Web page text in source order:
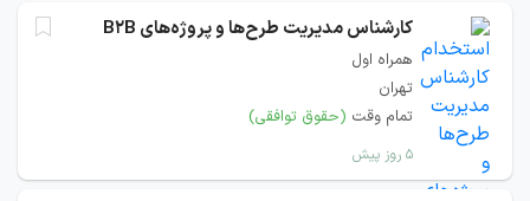
کارشناس مدیریت طرح‌ها و پروژه‌های‌ B2B
همراه اول
تهران
تمام وقت (حقوق توافقی)
۵ روز پیش